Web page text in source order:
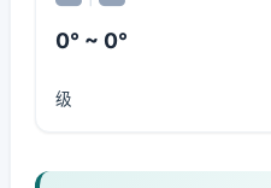
0° ~ 0°
级